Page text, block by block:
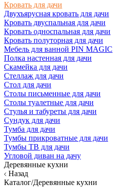
Кровать для дачи
Двухъярусная кровать для дачи
Кровать двуспальная для дачи
Кровать односпальная для дачи
Кровать полуторная для дачи
Мебель для ванной PIN MAGIC
Полка настенная для дачи
Скамейка для дачи
Стеллаж для дачи
Стол для дачи
Столы письменные для дачи
Столы туалетные для дачи
Стулья и табуреты для дачи
Сундук для дачи
Тумба для дачи
Тумбы прикроватные для дачи
Тумбы ТВ для дачи
Угловой диван на дачу
Деревянные кухни
Назад
Каталог/Деревянные кухни